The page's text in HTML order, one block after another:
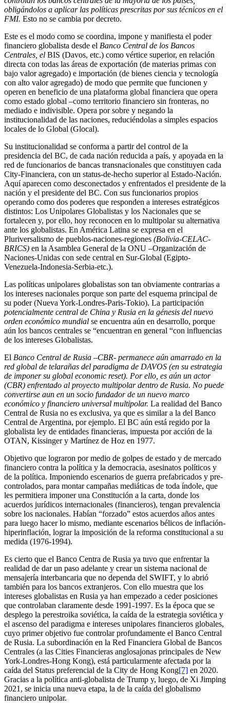
obligándolos a aplicar las políticas prescritas por sus técnicos en el
FMI. Esto no se cambia por decreto.
Este es el modo como se coordina, impone y manifiesta el poder
financiero globalista desde el Banco Central de los Bancos
Centrales, el BIS (Davos, etc.) como vértice superior, en relación
directa con todas las áreas de exportación (de materias primas con
bajo valor agregado) e importación (de bienes ciencia y tecnología
con alto valor agregado) de modo que permite que funcionen y
operen en beneficio de una plataforma global financiera que opera
como estado global –como territorio financiero sin fronteras, no
mediado e indivisible. Opera por sobre y negando la
institucionalidad de las naciones, reduciéndolas a simples espacios
locales de lo Global (Glocal).
Su institucionalidad se conforma a partir del control de la
presidencia del BC, de cada nación reducida a país, y apoyada en la
red de funcionarios de bancas transnacionales que constituyen cada
City-Financiera, con un status-de-hecho superior al Estado-Nación.
Aquí aparecen como desconectados y enfrentados el presidente de la
nación y el presidente del BC. Con sus funcionarios propios
operando como dos poderes que responden a intereses estratégicos
distintos: Los Unipolares Globalistas y los Nacionales que se
fortalecen y, por ello, hoy reconocen en lo multipolar su alternativa
ante los globalistas. En América Latina se expresa en el
Pluriversalismo de pueblos-naciones-regiones (Bolivia-CELAC-
BRICS) en la Asamblea General de la ONU –Organización de
Naciones-Unidas con sede central en Sur-Global (Egipto-
Venezuela-Indonesia-Serbia-etc.).
Las políticas unipolares globalistas son tan obviamente contrarias a
los intereses nacionales porque son parte del esquema principal de
su poder (Nueva York-Londres-Paris-Tokio). La participación
potencialmente central de China y Rusia en la génesis del nuevo
orden económico mundial se encuentra aún en desarrollo, porque
aún los bancos centrales se “encuentran en general “con influencias
de los intereses Globalistas.
El Banco Central de Rusia –CBR- permanece aún amarrado en la
red global de telarañas del paradigma de DAVOS (en su estrategia
de imponer su global economic reset). Por ello, es aún un actor
(CBR) enfrentado al proyecto multipolar dentro de Rusia. No puede
convertirse aun en un socio fundador de un nuevo marco
económico y financiero universal multipolar. La realidad del Banco
Central de Rusia no es exclusiva, ya que es similar a la del Banco
Central de Argentina, por ejemplo. El BC aún está regido por la
globalista ley de entidades financieras, impuesta por acción de la
OTAN, Kissinger y Martínez de Hoz en 1977.
Objetivo que lograron por medio de golpes de estado y de mercado
financiero contra la política y la democracia, asesinatos políticos y
de la política. Imponiendo escenarios de guerra prefabricados y pre-
controlados, para montar campañas mediáticas de toda índole, que
les permitiera imponer una Constitución a la carta, donde los
acuerdos jurídicos internacionales (financieros), tengan prevalencia
sobre los nacionales. Habían “forzado” estos acuerdos años antes
para luego hacer lo mismo, mediante escenarios bélicos de inflación-
hiperinflación, lograr la imposición de la reforma constitucional a su
medida (1976-1994).
Es cierto que el Banco Centra de Rusia ya tuvo que enfrentar la
realidad de dar un paso adelante y crear un sistema nacional de
mensajería interbancaria que no dependa del SWIFT, y lo abrió
también para los bancos extranjeros. Con ello muestra que los
intereses globalistas en Rusia ya han empezado a ceder posiciones
que controlaban claramente desde 1991-1997. Es la época que se
desplego la perestroika soviética, la caída de la estrategia soviética y
el ascenso del paradigma e intereses unipolares financieros globales,
cuyo primer objetivo fue controlar profundamente el Banco Central
de Rusia. La subordinación en la Red Financiera Global de Bancos
Centrales (a las Cities Financieras anglosajonas principales de New
York-Londres-Hong Kong), está particularmente afectada por la
caída del Status preferencial de la City de Hong Kong[7] en 2020.
Gracias a la política anti-globalista de Trump y, luego, de Xi Jimping
2021, se inicia una nueva etapa, la de la caída del globalismo
financiero unipolar.